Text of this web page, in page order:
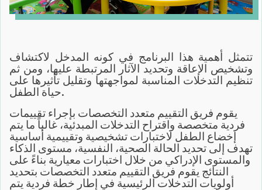
تتمثل أهمية هذا البرنامج في كونه المدخل لاكتشاف
وتشخيص الإعاقة وتحديد الآثار المرتبطة عليها، ومن ثم
تنظيم التدخلات المناسبة لمواجهتها وتقليل تأثيرها على
حياة الطفل.
يقوم فريق التقييم متعدد التخصصات بإجراء تقييمات
فردية متخصصة واقتراح التدخلات المبدئية، غالباً ما يتم
إخضاع الطفل لاختبارات تشخيصية وتقييمية أساسية
تهدف إلى تحديد الحالة الصحية، النفسية، مستوى الذكاء
والمستوى الإدراكي من خلال اختبارات معيارية بناءً على
النتائج يقوم فريق التقييم متعدد التخصصات بتحديد
أولويات التدخلات الرئيسية في إطار خطة فردية يتم